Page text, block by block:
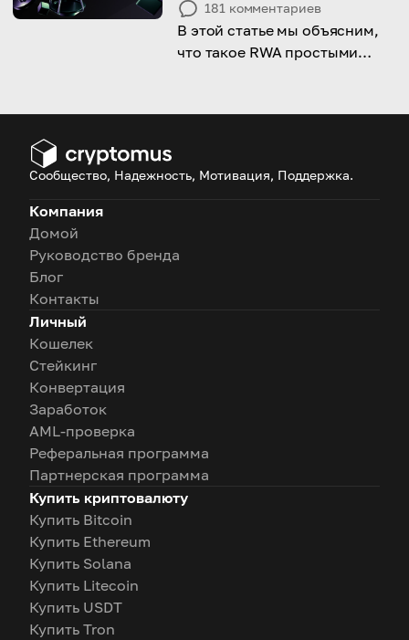
181 комментариев
В этой статье мы объясним,
что такое RWA простыми
применения и вызовы.
Сообщество, Надежность, Мотивация, Поддержка.
Компания
Домой
Руководство бренда
Блог
Контакты
Личный
Кошелек
Стейкинг
Конвертация
Заработок
AML-проверка
Реферальная программа
Партнерская программа
Купить криптовалюту
Купить Bitcoin
Купить Ethereum
Купить Solana
Купить Litecoin
Купить USDT
Купить Tron